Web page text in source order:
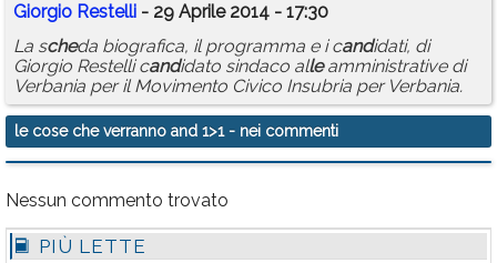
Annunci
Giorgio Restelli - 29 Aprile 2014 - 17:30
La scheda biografica, il programma e i candidati, di
Giorgio Restelli candidato sindaco alleamministrative di
Verbania per il Movimento Civico Insubria per Verbania.
le cose che verranno and 1>1- nei commenti
Nessun commento trovato
PIÙ LETTE